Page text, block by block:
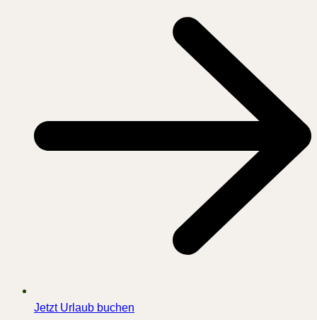
Jetzt Urlaub buchen